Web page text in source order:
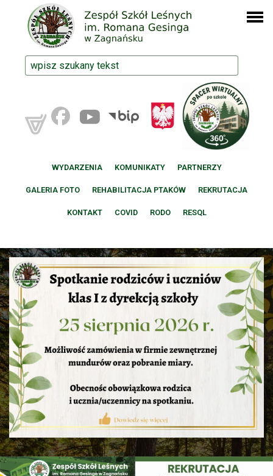
WYDARZENIA KOMUNIKATY PARTNERZY
GALERIA FOTO REHABILITACJA PTAKÓW REKRUTACJA
KONTAKT COVID RODO RESQL